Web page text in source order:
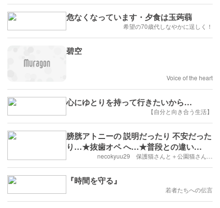
危なくなっています・夕食は玉蒟蒻
希望の70歳代しなやかに逞しく！
碧空
Voice of the heart
心にゆとりを持って行きたいから…
【自分と向き合う生活】
膀胱アトニーの 説明だったり 不安だった
り…★抜歯オペ へ…★普段との違い…
necokyuu29 保護猫さんと＋公園猫さん…
『時間を守る』
若者たちへの伝言